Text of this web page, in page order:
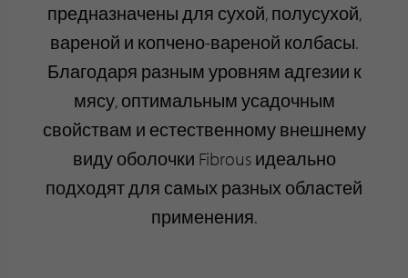
предназначены для сухой, полусухой,
вареной и копчено-вареной колбасы.
Благодаря разным уровням адгезии к
мясу, оптимальным усадочным
свойствам и естественному внешнему
виду оболочки Fibrous идеально
подходят для самых разных областей
применения.